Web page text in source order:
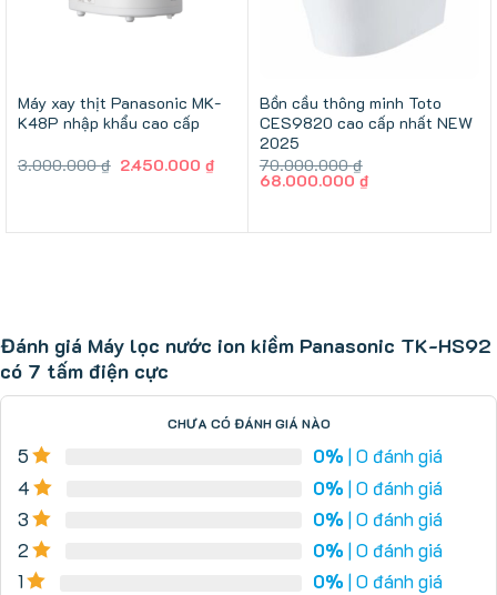
Máy xay thịt Panasonic MK-
K48P nhập khẩu cao cấp
3.000.000₫ Giá
2.450.000₫
Bồn cầu thông minh Toto
CES9820 cao cấp nhất NEW
2025
70.000.000₫
Giá
68.000.000₫Giá
Đánh giá Máy lọc nước ion kiềm Panasonic TK-HS92
có 7 tấm điện cực
CHƯA CÓ ĐÁNH GIÁ NÀO
5 0% | 0 đánh giá
4
0% | 0 đánh giá
3
0% | 0 đánh giá
2
0% | 0 đánh giá
1
0% | 0 đánh giá